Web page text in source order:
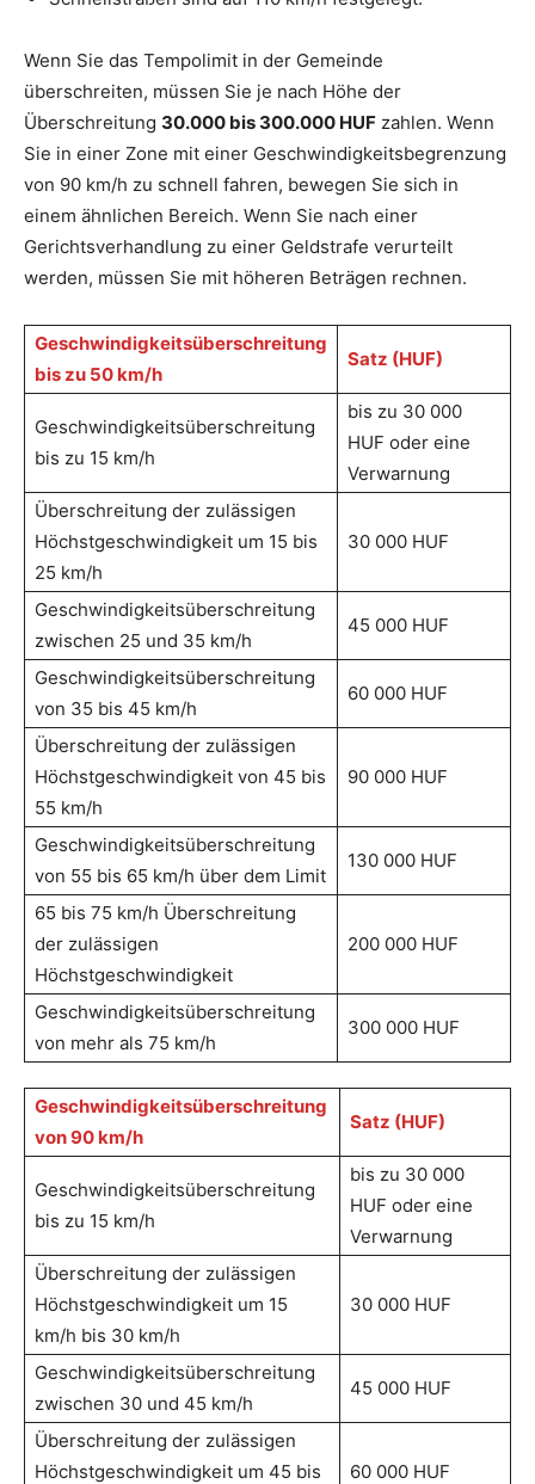
Wenn Sie das Tempolimit in der Gemeinde
überschreiten, müssen Sie je nach Höhe der
Überschreitung 30.000 bis 300.000 HUF zahlen. Wenn
Sie in einer Zone mit einer Geschwindigkeitsbegrenzung
von 90 km/h zu schnell fahren, bewegen Sie sich in
einem ähnlichen Bereich. Wenn Sie nach einer
Gerichtsverhandlung zu einer Geldstrafe verurteilt
werden, müssen Sie mit höheren Beträgen rechnen.
Geschwindigkeitsüberschreitung
bis zu 50 km/h
Satz (HUF)
Geschwindigkeitsüberschreitung
bis zu 15 km/h
bis zu 30 000
HUF oder eine
Verwarnung
Überschreitung der zulässigen
Höchstgeschwindigkeit um 15 bis
25 km/h
30 000 HUF
Geschwindigkeitsüberschreitung
zwischen 25 und 35 km/h
45 000 HUF
Geschwindigkeitsüberschreitung
von 35 bis 45 km/h
60 000 HUF
Überschreitung der zulässigen
Höchstgeschwindigkeit von 45 bis
55 km/h
90 000 HUF
Geschwindigkeitsüberschreitung
von 55 bis 65 km/h über dem Limit
130 000 HUF
65 bis 75 km/h Überschreitung
der zulässigen
Höchstgeschwindigkeit
200 000 HUF
Geschwindigkeitsüberschreitung
von mehr als 75 km/h
300 000 HUF
Geschwindigkeitsüberschreitung
von 90 km/h
Satz (HUF)
Geschwindigkeitsüberschreitung
bis zu 15 km/h
bis zu 30 000
HUF oder eine
Verwarnung
Überschreitung der zulässigen
Höchstgeschwindigkeit um 15
km/h bis 30 km/h
30 000 HUF
Geschwindigkeitsüberschreitung
zwischen 30 und 45 km/h
45 000 HUF
Überschreitung der zulässigen
Höchstgeschwindigkeit um 45 bis
60 000 HUF